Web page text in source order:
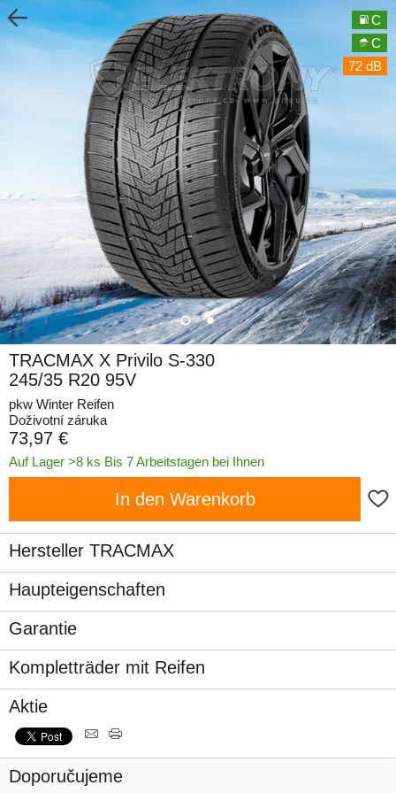
C
C
72 dB
TRACMAX X Privilo S-330
245/35 R20 95V
pkw Winter Reifen
Doživotní záruka
73,97 €
Auf Lager >8 ks Bis 7 Arbeitstagen bei Ihnen
In den Warenkorb
Hersteller TRACMAX
Haupteigenschaften
Garantie
Kompletträder mit Reifen
Aktie
Doporučujeme